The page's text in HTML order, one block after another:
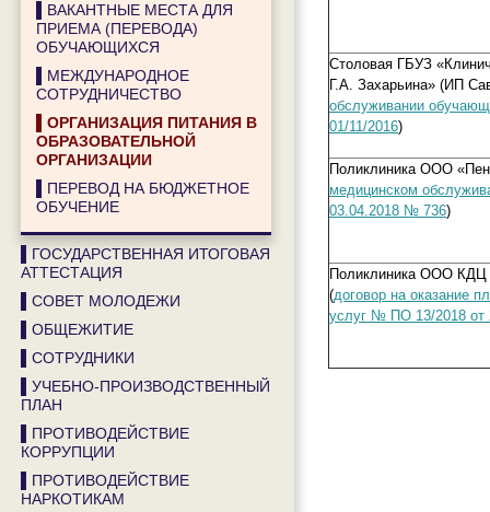
Столовая ГБУЗ
Г.А. Захарьина» (ИП
обслуживании
01/11/2016)
Поликлиника ООО
медицинском
03.04.2018 № 736)
Поликлиника ООО КДЦ
(договор на оказание
услуг № ПО 13/2018 от
▌ВАКАНТНЫЕ МЕСТА ДЛЯ
ПРИЕМА (ПЕРЕВОДА)
ОБУЧАЮЩИХСЯ
▌МЕЖДУНАРОДНОЕ
СОТРУДНИЧЕСТВО
▌ОРГАНИЗАЦИЯ ПИТАНИЯ В
ОБРАЗОВАТЕЛЬНОЙ
ОРГАНИЗАЦИИ
▌ПЕРЕВОД НА БЮДЖЕТНОЕ
ОБУЧЕНИЕ
▌ГОСУДАРСТВЕННАЯ ИТОГОВАЯ
АТТЕСТАЦИЯ
▌СОВЕТ МОЛОДЕЖИ
▌ОБЩЕЖИТИЕ
▌СОТРУДНИКИ
▌УЧЕБНО-ПРОИЗВОДСТВЕННЫЙ
ПЛАН
▌ПРОТИВОДЕЙСТВИЕ
КОРРУПЦИИ
▌ПРОТИВОДЕЙСТВИЕ
НАРКОТИКАМ